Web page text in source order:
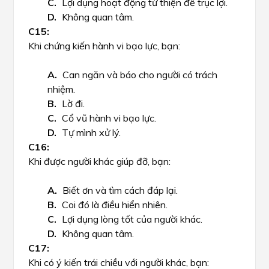
Lợi dụng hoạt động từ thiện để trục lợi.
Không quan tâm.
Khi chứng kiến hành vi bạo lực, bạn:
Can ngăn và báo cho người có trách
nhiệm.
Lờ đi.
Cổ vũ hành vi bạo lực.
Tự mình xử lý.
Khi được người khác giúp đỡ, bạn:
Biết ơn và tìm cách đáp lại.
Coi đó là điều hiển nhiên.
Lợi dụng lòng tốt của người khác.
Không quan tâm.
Khi có ý kiến trái chiều với người khác, bạn: